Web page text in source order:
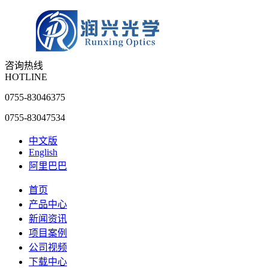
咨询热线
HOTLINE
0755-83046375
0755-83047534
中文版
English
阿里巴巴
首页
产品中心
新闻资讯
项目案例
公司视频
下载中心